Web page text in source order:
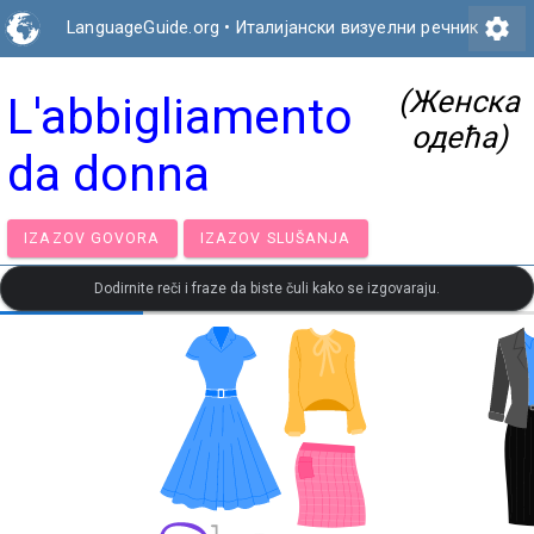
LanguageGuide.org • Италијански визуелни речник settings
L'abbigliamento
da donna
(Женска
одећа)
IZAZOV GOVORA IZAZOV SLUŠANJA
Dodirnite reči i fraze da biste čuli kako se izgovaraju.